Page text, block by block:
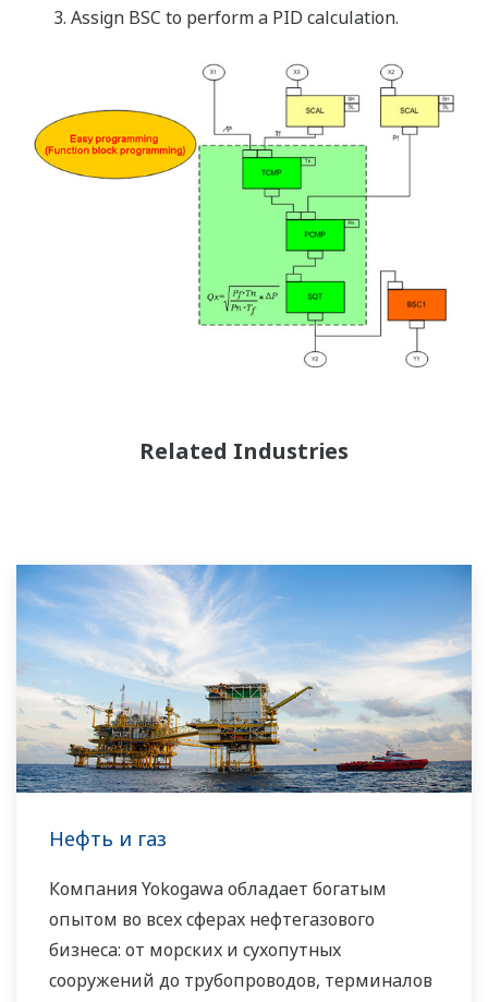
Assign BSC to perform a PID calculation.
Related Industries
Нефть и газ
Компания Yokogawa обладает богатым
опытом во всех сферах нефтегазового
бизнеса: от морских и сухопутных
сооружений до трубопроводов, терминалов